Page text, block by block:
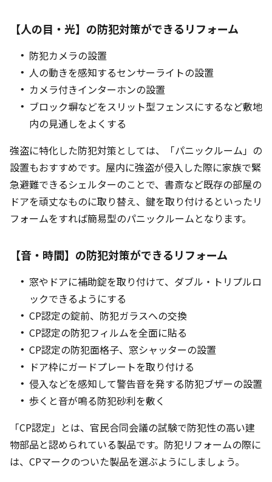
【人の目・光】の防犯対策ができるリフォーム
防犯カメラの設置
人の動きを感知するセンサーライトの設置
カメラ付きインターホンの設置
ブロック塀などをスリット型フェンスにするなど敷地
内の見通しをよくする
強盗に特化した防犯対策としては、「パニックルーム」の
設置もおすすめです。屋内に強盗が侵入した際に家族で緊
急避難できるシェルターのことで、書斎など既存の部屋の
ドアを頑丈なものに取り替え、鍵を取り付けるといったリ
フォームをすれば簡易型のパニックルームとなります。
【音・時間】の防犯対策ができるリフォーム
窓やドアに補助錠を取り付けて、ダブル・トリプルロ
ックできるようにする
CP認定の錠前、防犯ガラスへの交換
CP認定の防犯フィルムを全面に貼る
CP認定の防犯面格子、窓シャッターの設置
ドア枠にガードプレートを取り付ける
侵入などを感知して警告音を発する防犯ブザーの設置
歩くと音が鳴る防犯砂利を敷く
「CP認定」とは、官民合同会議の試験で防犯性の高い建
物部品と認められている製品です。防犯リフォームの際に
は、CPマークのついた製品を選ぶようにしましょう。